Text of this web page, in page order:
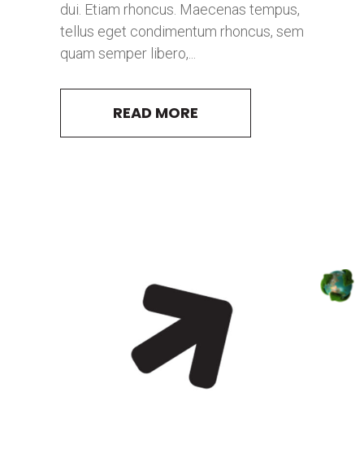
dui. Etiam rhoncus. Maecenas tempus,
tellus eget condimentum rhoncus, sem
quam semper libero,...
READ MORE